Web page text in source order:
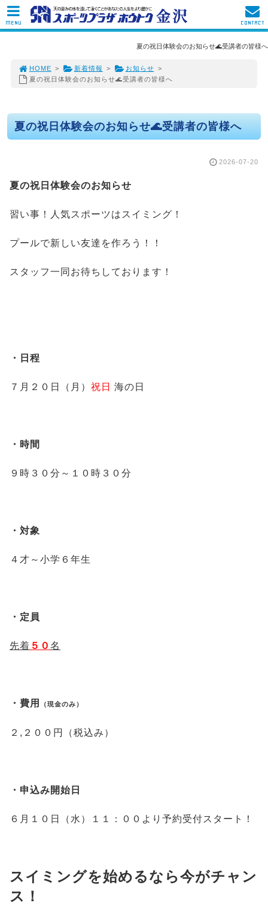
夏の祝日体験会のお知らせ🌊受講者の皆様へ
HOME > 新着情報 > お知らせ >
夏の祝日体験会のお知らせ🌊受講者の皆様へ
夏の祝日体験会のお知らせ🌊受講者の皆様へ
2026-07-20
夏の祝日体験会のお知らせ
習い事！人気スポーツはスイミング！
プールで新しい友達を作ろう！！
スタッフ一同お待ちしております！
・日程
７月２０日（月） 祝日 海の日
・時間
９時３０分～１０時３０分
・対象
４才～小学６年生
・定員
先着 ５０ 名
・費用 （現金のみ）
２,２００円（税込み）
・申込み開始日
６月１０日（水）１１：００より予約受付スタート！
スイミングを始めるなら今がチャン
ス！
MENU CONTACT